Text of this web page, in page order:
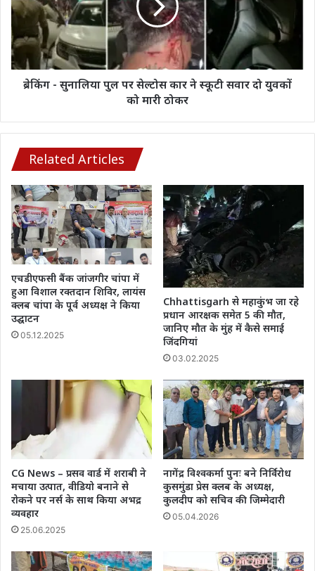
जान
कर
भागा
पर
कार
ने
स्कूटी
सवार
ठोकर
ब्रेकिंग - सुनालिया पुल पर सेल्टोस कार ने स्कूटी सवार दो युवकों
को मारी ठोकर
Related Articles
एचडीएफसी बैंक जांजगीर चांपा में
हुआ विशाल रक्तदान शिविर, लायंस
क्लब चांपा के पूर्व अध्यक्ष ने किया
उद्घाटन
05.12.2025
Chhattisgarh से महाकुंभ जा रहे
प्रधान आरक्षक समेत 5 की मौत,
जानिए मौत के मुंह में कैसे समाई
जिंदगियां
03.02.2025
CG News – प्रसव वार्ड में शराबी ने
मचाया उत्पात, वीडियो बनाने से
रोकने पर नर्स के साथ किया अभद्र
व्यवहार
25.06.2025
नागेंद्र विश्वकर्मा पुनः बने निर्विरोध
कुसमुंडा प्रेस क्लब के अध्यक्ष,
कुलदीप को सचिव की जिम्मेदारी
05.04.2026